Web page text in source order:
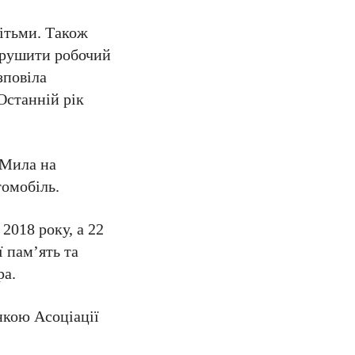
Також
робочий
рік
Мила на
року, а 22
та
Асоціації